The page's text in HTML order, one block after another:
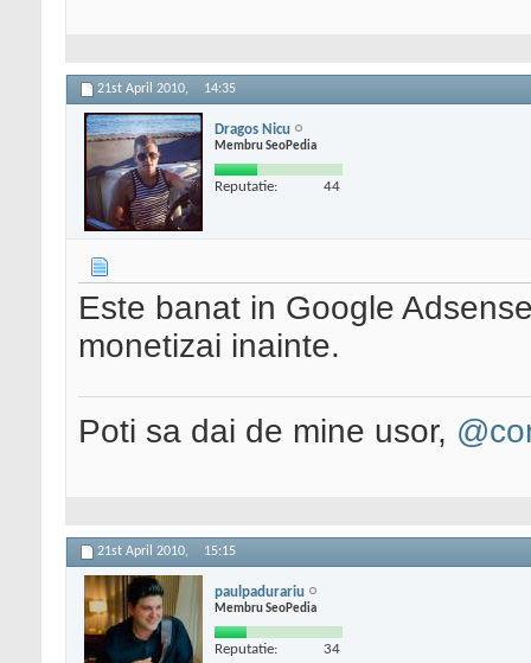
21st April 2010, 14:35
Dragos Nicu
Membru SeoPedia
Reputatie: 44
Este banat in Google
monetizai inainte.
Poti sa dai de mine usor,
21st April 2010, 15:15
paulpadurariu
Membru SeoPedia
Reputatie: 34